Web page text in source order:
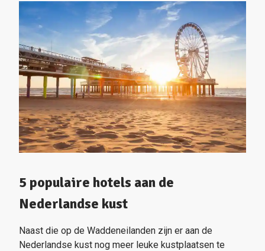
5 populaire hotels aan de
Nederlandse kust
Naast die op de Waddeneilanden zijn er aan de
Nederlandse kust nog meer leuke kustplaatsen te